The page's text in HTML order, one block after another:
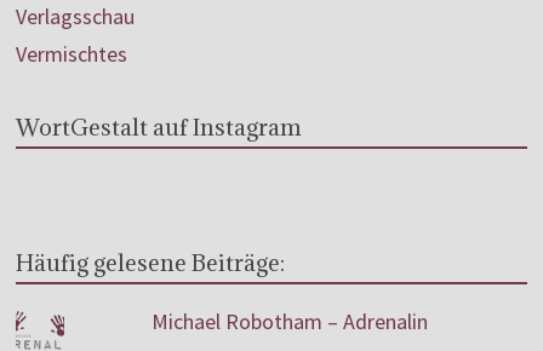
Verlagsschau
Vermischtes
WortGestalt auf Instagram
Häufig gelesene Beiträge:
Michael Robotham – Adrenalin